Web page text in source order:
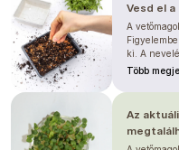
ZAŠTÍPNUTÍ
Zaštípnutí u
finále vám
rostlinu, za
Abyste si
rovnou v
přesazujte.
Vesd el
A
ki. A
Több
Az